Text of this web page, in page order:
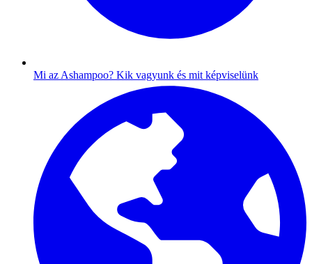
Mi az Ashampoo? Kik vagyunk és mit képviselünk